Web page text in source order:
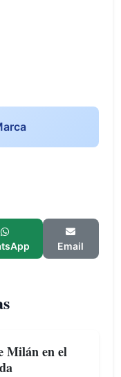
Email
Milán en el